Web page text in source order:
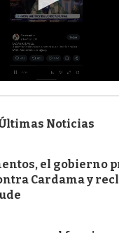
Noticias
el gobierno
Cardama y